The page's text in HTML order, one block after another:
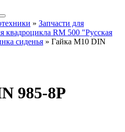
» Запчасти для
квадроцикла RM 500 "Русская
сиденья » Гайка М10 DIN
985-8P